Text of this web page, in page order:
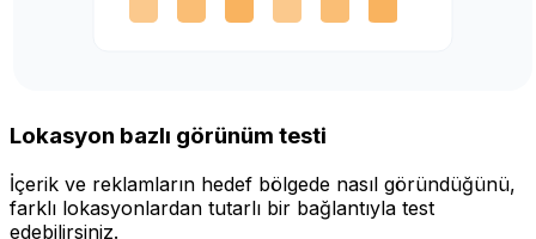
Lokasyon bazlı görünüm testi
İçerik ve reklamların hedef bölgede nasıl göründüğünü,
farklı lokasyonlardan tutarlı bir bağlantıyla test
edebilirsiniz.